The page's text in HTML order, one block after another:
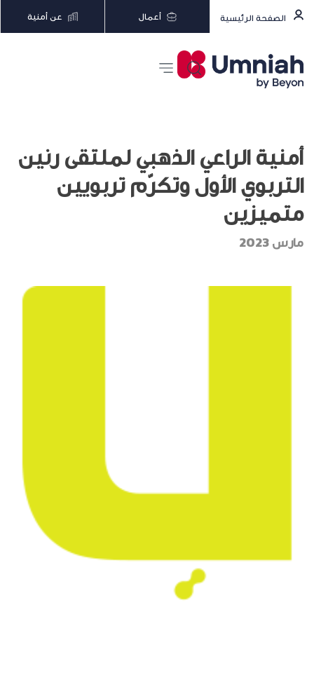
الصفحة الرئيسية أعمال عن أمنية
أمنية الراعي الذهبي لملتقى رنين
التربوي الأول وتكرّم تربويين
متميزين
مارس 2023